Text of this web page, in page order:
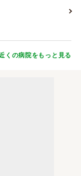
くの病院をもっと見る